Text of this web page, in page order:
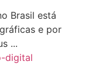
Brasil está
e por
...